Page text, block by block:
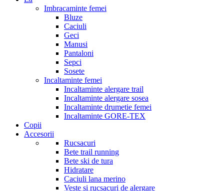
Imbracaminte femei
Bluze
Caciuli
Geci
Manusi
Pantaloni
Sepci
Sosete
Incaltaminte femei
Incaltaminte alergare trail
Incaltaminte alergare sosea
Incaltaminte drumetie femei
Incaltaminte GORE-TEX
Copii
Accesorii
Rucsacuri
Bete trail running
Bete ski de tura
Hidratare
Caciuli lana merino
Veste si rucsacuri de alergare